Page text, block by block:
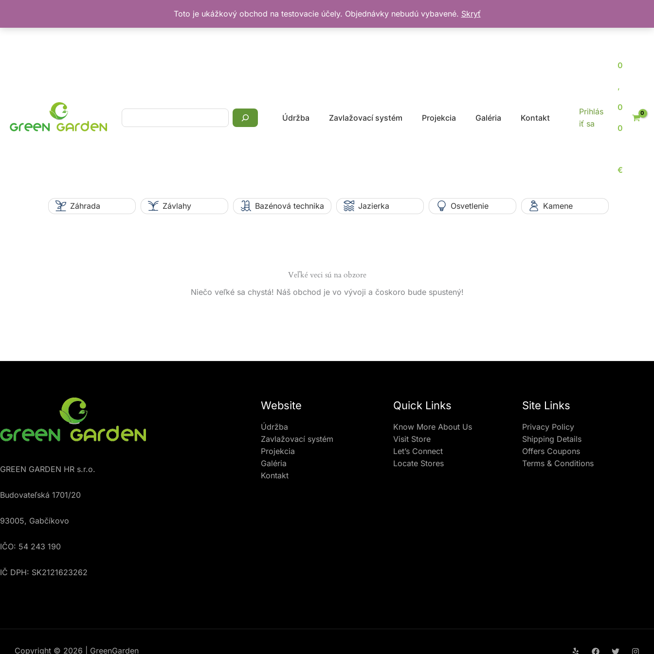
Toto je ukážkový obchod na testovacie účely. Objednávky nebudú vybavené. Skryť
Údržba Zavlažovací systém Projekcia Galéria Kontakt
Prihlás
iť sa
0
,
0
0
€
Záhrada Závlahy Bazénová technika Jazierka Osvetlenie Kamene
Veľké veci sú na obzore
Niečo veľké sa chystá! Náš obchod je vo vývoji a čoskoro bude spustený!
GREEN GARDEN HR s.r.o.
Budovateľská 1701/20
93005, Gabčíkovo
IČO: 54 243 190
IČ DPH: SK2121623262
Website
Údržba
Zavlažovací systém
Projekcia
Galéria
Kontakt
Quick Links
Know More About Us
Visit Store
Let’s Connect
Locate Stores
Site Links
Privacy Policy
Shipping Details
Offers Coupons
Terms & Conditions
Copyright © 2026 | GreenGarden